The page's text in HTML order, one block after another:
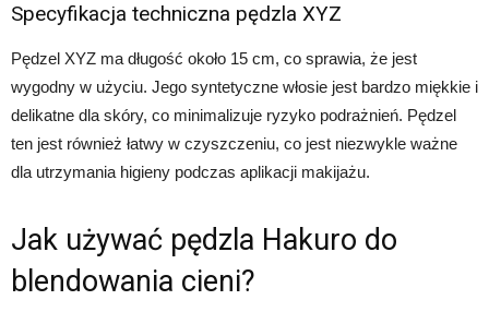
Specyfikacja techniczna pędzla XYZ
Pędzel XYZ ma długość około 15 cm, co sprawia, że jest
wygodny w użyciu. Jego syntetyczne włosie jest bardzo miękkie i
delikatne dla skóry, co minimalizuje ryzyko podrażnień. Pędzel
ten jest również łatwy w czyszczeniu, co jest niezwykle ważne
dla utrzymania higieny podczas aplikacji makijażu.
Jak używać pędzla Hakuro do
blendowania cieni?